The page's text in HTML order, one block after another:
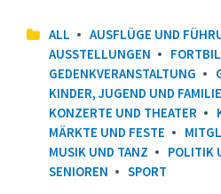
ALL
AUSFLÜGE UND
AUSSTELLUNGEN
GEDENKVERANSTALTUNG
KINDER, JUGEND UND FAMILIE
KONZERTE UND THEATER
MÄRKTE UND FESTE
MUSIK UND TANZ
POLITIK
SENIOREN
SPORT